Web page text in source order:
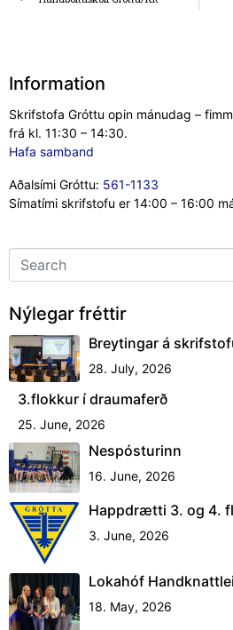
Information
Skrifstofa Gróttu opin mánudag –
frá kl. 11:30 – 14:30.
Hafa samband
Aðalsími Gróttu: 561-1133
Símatími skrifstofu er 14:00 – 16:00
Nýlegar fréttir
Breytingar á
28. July, 2026
3.flokkur í draumaferð
25. June, 2026
Nespósturinn
16. June, 2026
Happdrætti 3. og 4.
3. June, 2026
Lokahóf
18. May, 2026